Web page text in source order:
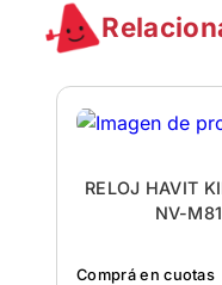
RELOJ HAVIT
NV-
Comprá en cuotas